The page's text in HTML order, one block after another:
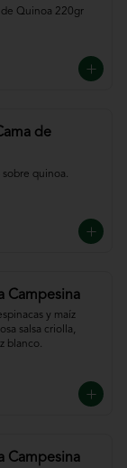
de Quinoa 220gr
de
sobre quinoa.
Campesina
y maíz
salsa criolla,
blanco.
Campesina